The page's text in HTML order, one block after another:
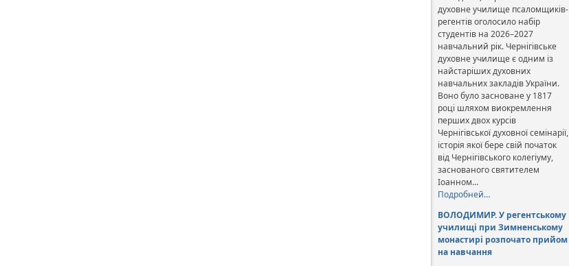
духовне училище псаломщиків-
регентів оголосило набір
студентів на 2026–2027
навчальний рік. Чернігівське
духовне училище є одним із
найстаріших духовних
навчальних закладів України.
Воно було засноване у 1817
році шляхом виокремлення
перших двох курсів
Чернігівської духовної семінарії,
історія якої бере свій початок
від Чернігівського колегіуму,
заснованого святителем
Іоанном…
Подробней…
ВОЛОДИМИР. У регентському
училищі при Зимненському
монастирі розпочато прийом
на навчання